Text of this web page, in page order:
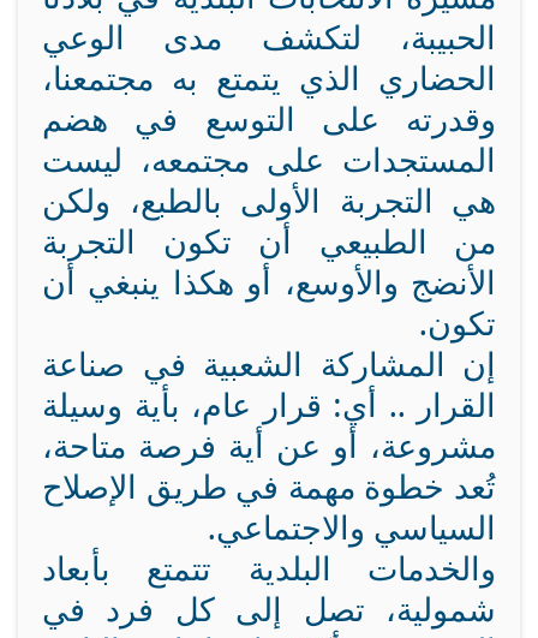
الحبيبة، لتكشف مدى الوعي
الحضاري الذي يتمتع به مجتمعنا،
وقدرته على التوسع في هضم
المستجدات على مجتمعه، ليست
هي التجربة الأولى بالطبع، ولكن
من الطبيعي أن تكون التجربة
الأنضج والأوسع، أو هكذا ينبغي أن
تكون.
إن المشاركة الشعبية في صناعة
القرار .. أي: قرار عام، بأية وسيلة
مشروعة، أو عن أية فرصة متاحة،
تُعد خطوة مهمة في طريق الإصلاح
السياسي والاجتماعي.
والخدمات البلدية تتمتع بأبعاد
شمولية، تصل إلى كل فرد في